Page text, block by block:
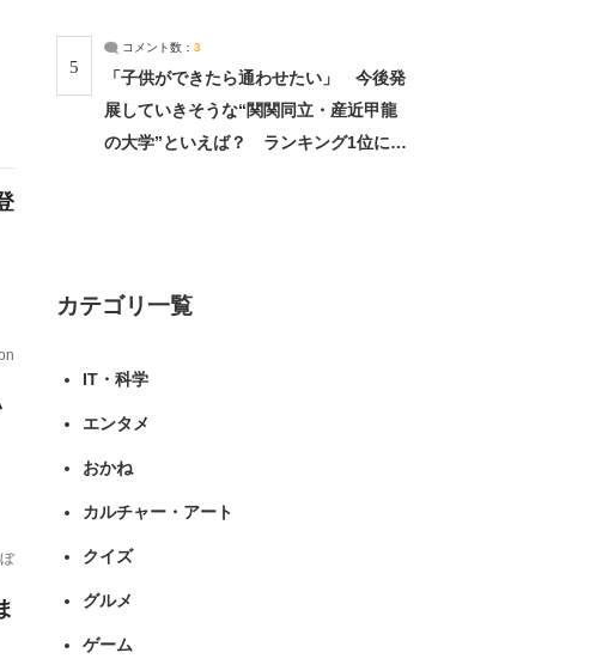
5
コメント数： 3
「子供ができたら通わせたい」 今後発
展していきそうな“関関同立・産近甲龍
の大学”といえば？ ランキング1位に学
カテゴリ一覧
IT・科学
エンタメ
おかね
カルチャー・アート
クイズ
グルメ
ゲーム